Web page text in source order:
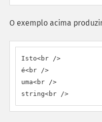
O exemplo acima
Isto<br />
é<br />
uma<br />
string<br />